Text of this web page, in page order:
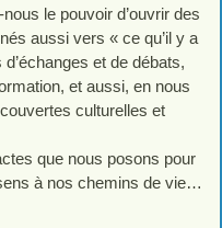
le pouvoir d’ouvrir des
aussi vers « ce qu’il y a
et de débats,
et aussi, en nous
culturelles et
que nous posons pour
à nos chemins de vie…